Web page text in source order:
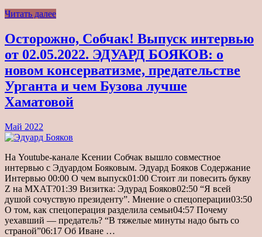
Читать далее
Осторожно, Собчак! Выпуск интервью
от 02.05.2022. ЭДУАРД БОЯКОВ: о
новом консерватизме, предательстве
Урганта и чем Бузова лучше
Хаматовой
Май 2022
На Youtube-канале Ксении Собчак вышло совместное
интервью с Эдуардом Бояковым. Эдуард Бояков Содержание
Интервью 00:00 О чем выпуск01:00 Стоит ли повесить букву
Z на МХАТ?01:39 Визитка: Эдурад Бояков02:50 “Я всей
душой сочуствую президенту”. Мнение о спецоперации03:50
О том, как спецоперация разделила семьи04:57 Почему
уехавший — предатель? “В тяжелые минуты надо быть со
страной”06:17 Об Иване …